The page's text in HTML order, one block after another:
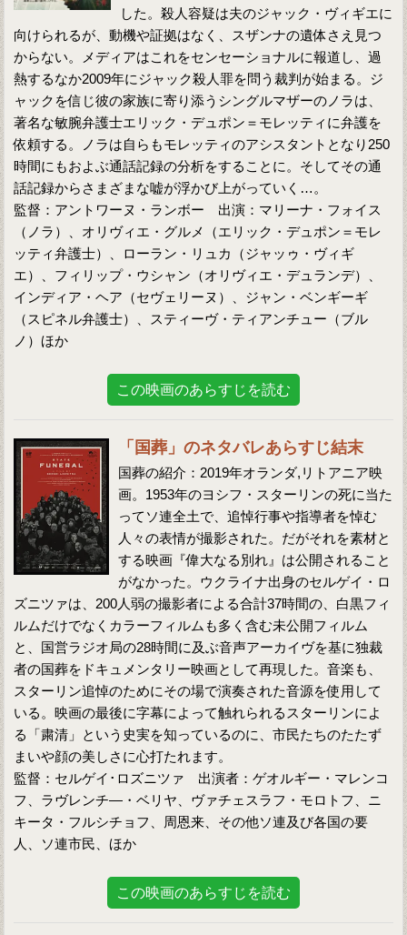
した。殺人容疑は夫のジャック・ヴィギエに
向けられるが、動機や証拠はなく、スザンナの遺体さえ見つ
からない。メディアはこれをセンセーショナルに報道し、過
熱するなか2009年にジャック殺人罪を問う裁判が始まる。ジ
ャックを信じ彼の家族に寄り添うシングルマザーのノラは、
著名な敏腕弁護士エリック・デュポン＝モレッティに弁護を
依頼する。ノラは自らもモレッティのアシスタントとなり250
時間にもおよぶ通話記録の分析をすることに。そしてその通
話記録からさまざまな嘘が浮かび上がっていく…。
監督：アントワーヌ・ランボー 出演：マリーナ・フォイス
（ノラ）、オリヴィエ・グルメ（エリック・デュポン＝モレ
ッティ弁護士）、ローラン・リュカ（ジャッゥ・ヴィギ
エ）、フィリップ・ウシャン（オリヴィエ・デュランデ）、
インディア・ヘア（セヴェリーヌ）、ジャン・ベンギーギ
（スピネル弁護士）、スティーヴ・ティアンチュー（ブル
ノ）ほか
この映画のあらすじを読む
「国葬」のネタバレあらすじ結末
国葬の紹介：2019年オランダ,リトアニア映
画。1953年のヨシフ・スターリンの死に当た
ってソ連全土で、追悼行事や指導者を悼む
人々の表情が撮影された。だがそれを素材と
する映画『偉大なる別れ』は公開されること
がなかった。ウクライナ出身のセルゲイ・ロ
ズニツァは、200人弱の撮影者による合計37時間の、白黒フィ
ルムだけでなくカラーフィルムも多く含む未公開フィルム
と、国営ラジオ局の28時間に及ぶ音声アーカイヴを基に独裁
者の国葬をドキュメンタリー映画として再現した。音楽も、
スターリン追悼のためにその場で演奏された音源を使用して
いる。映画の最後に字幕によって触れられるスターリンによ
る「粛清」という史実を知っているのに、市民たちのたたず
まいや顔の美しさに心打たれます。
監督：セルゲイ･ロズニツァ 出演者：ゲオルギー・マレンコ
フ、ラヴレンチ―・ベリヤ、ヴァチェスラフ・モロトフ、ニ
キータ・フルシチョフ、周恩来、その他ソ連及び各国の要
人、ソ連市民、ほか
この映画のあらすじを読む